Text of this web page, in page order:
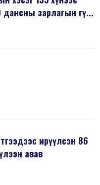
дансны зарлагын гү...
ирүүлсэн 86
авав